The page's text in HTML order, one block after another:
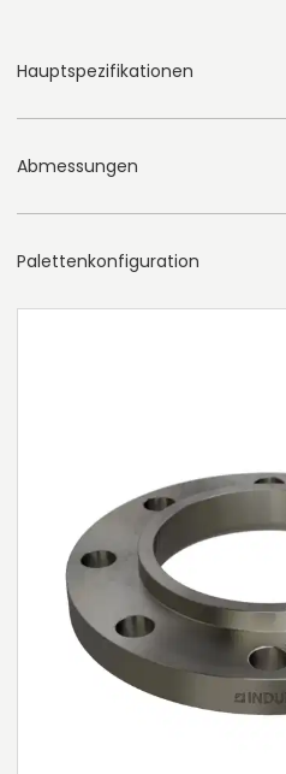
Hauptspezifikationen
Abmessungen
Palettenkonfiguration